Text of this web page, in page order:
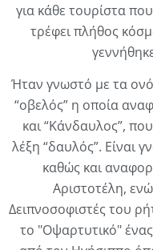
για κάθε τουρίστα
τρέφει πλήθος
Ήταν γνωστό με τα
“οβελός” η οποία
και “Κάνδαυλος”,
λέξη “δαυλός”. Είναι
καθώς και
Αριστοτέλη,
Δειπνοσοφιστές του
το "Οψαρτυτικό"